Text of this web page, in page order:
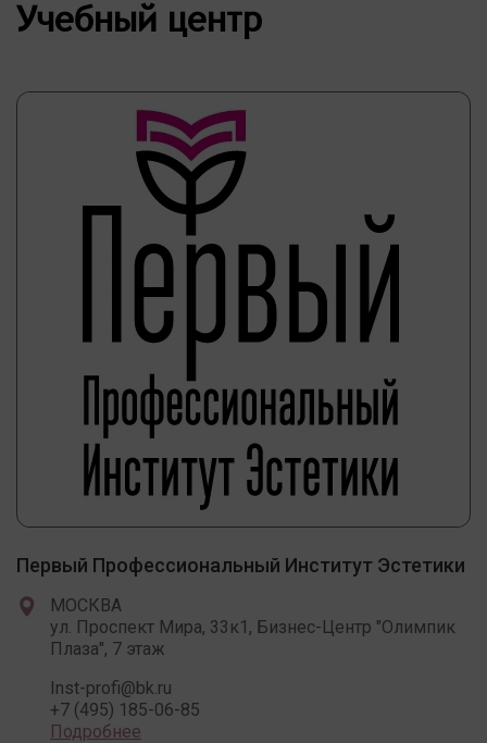
Учебный центр
Первый Профессиональный Институт Эстетики
МОСКВА
ул. Проспект Мира, 33к1, Бизнес-Центр "Олимпик
Плаза", 7 этаж
Inst-profi@bk.ru
+7 (495) 185-06-85
Подробнее